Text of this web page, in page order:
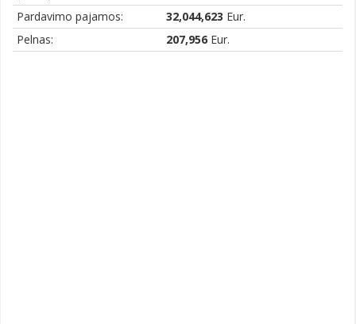
Pardavimo pajamos: 32,044,623 Eur.
Pelnas:
207,956 Eur.